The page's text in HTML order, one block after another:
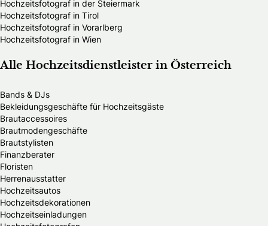
Hochzeitsfotograf in der Steiermark
Hochzeitsfotograf in Tirol
Hochzeitsfotograf in Vorarlberg
Hochzeitsfotograf in Wien
Alle Hochzeitsdienstleister in Österreich
Bands & DJs
Bekleidungsgeschäfte für Hochzeitsgäste
Brautaccessoires
Brautmodengeschäfte
Brautstylisten
Finanzberater
Floristen
Herrenausstatter
Hochzeitsautos
Hochzeitsdekorationen
Hochzeitseinladungen